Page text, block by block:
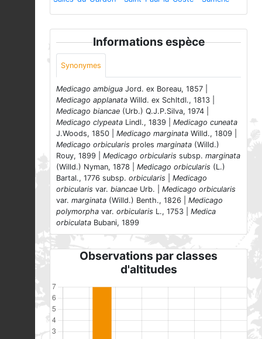
Informations espèce
Synonymes
Medicago ambigua Jord. ex Boreau, 1857 |
Medicago applanata Willd. ex Schltdl., 1813 |
Medicago biancae (Urb.) Q.J.P.Silva, 1974 |
Medicago clypeata Lindl., 1839 | Medicago cuneata
J.Woods, 1850 | Medicago marginata Willd., 1809 |
Medicago orbicularis proles marginata (Willd.)
Rouy, 1899 | Medicago orbicularis subsp. marginata
(Willd.) Nyman, 1878 | Medicago orbicularis (L.)
Bartal., 1776 subsp. orbicularis
Medicago
orbicularis var. biancae Urb. | Medicago orbicularis
var. marginata (Willd.) Benth., 1826 | Medicago
polymorpha var. orbicularis L., 1753 | Medica
orbiculata Bubani, 1899
Observations par classes
d'altitudes